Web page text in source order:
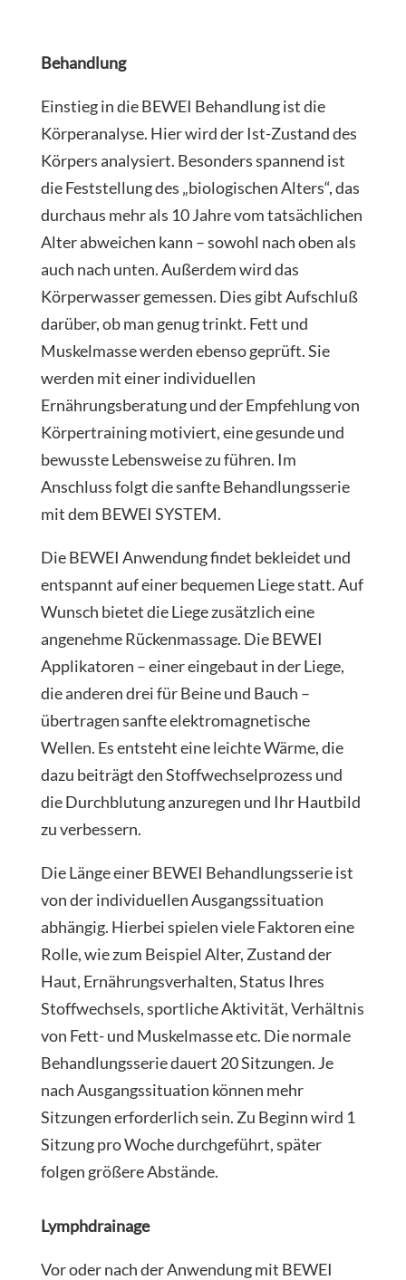
Behandlung
Einstieg in die BEWEI Behandlung ist die
Körperanalyse. Hier wird der Ist-Zustand des
Körpers analysiert. Besonders spannend ist
die Feststellung des „biologischen Alters“, das
durchaus mehr als 10 Jahre vom tatsächlichen
Alter abweichen kann – sowohl nach oben als
auch nach unten. Außerdem wird das
Körperwasser gemessen. Dies gibt Aufschluß
darüber, ob man genug trinkt. Fett und
Muskelmasse werden ebenso geprüft. Sie
werden mit einer individuellen
Ernährungsberatung und der Empfehlung von
Körpertraining motiviert, eine gesunde und
bewusste Lebensweise zu führen. Im
Anschluss folgt die sanfte Behandlungsserie
mit dem BEWEI SYSTEM.
Die BEWEI Anwendung findet bekleidet und
entspannt auf einer bequemen Liege statt. Auf
Wunsch bietet die Liege zusätzlich eine
angenehme Rückenmassage. Die BEWEI
Applikatoren – einer eingebaut in der Liege,
die anderen drei für Beine und Bauch –
übertragen sanfte elektromagnetische
Wellen. Es entsteht eine leichte Wärme, die
dazu beiträgt den Stoffwechselprozess und
die Durchblutung anzuregen und Ihr Hautbild
zu verbessern.
Die Länge einer BEWEI Behandlungsserie ist
von der individuellen Ausgangssituation
abhängig. Hierbei spielen viele Faktoren eine
Rolle, wie zum Beispiel Alter, Zustand der
Haut, Ernährungsverhalten, Status Ihres
Stoffwechsels, sportliche Aktivität, Verhältnis
von Fett- und Muskelmasse etc. Die normale
Behandlungsserie dauert 20 Sitzungen. Je
nach Ausgangssituation können mehr
Sitzungen erforderlich sein. Zu Beginn wird 1
Sitzung pro Woche durchgeführt, später
folgen größere Abstände.
Lymphdrainage
Vor oder nach der Anwendung mit BEWEI